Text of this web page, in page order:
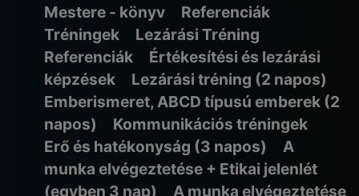
Mestere - könyv
Referenciák
Tréningek
Lezárási Tréning
Referenciák
Értékesítési és lezárási
képzések
Lezárási tréning (2 napos)
Emberismeret, ABCD típusú emberek (2
napos)
Kommunikációs tréningek
Erő és hatékonyság (3 napos)
A
munka elvégeztetése + Etikai jelenlét
(egyben 3 nap)
A munka elvégeztetése